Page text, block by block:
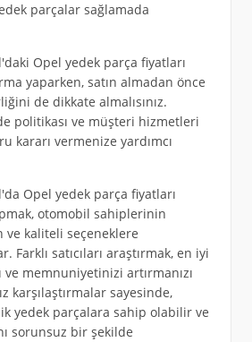
parçalar sağlamada
Opel yedek parça fiyatları
yaparken, satın almadan önce
de dikkate almalısınız.
politikası ve müşteri hizmetleri
kararı vermenize yardımcı
Opel yedek parça fiyatları
otomobil sahiplerinin
kaliteli seçeneklere
Farklı satıcıları araştırmak, en iyi
ve memnuniyetinizi artırmanızı
karşılaştırmalar sayesinde,
yedek parçalara sahip olabilir ve
sorunsuz bir şekilde